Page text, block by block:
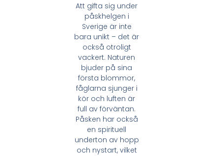
Att gifta sig under
påskhelgen i
Sverige är inte
bara unikt – det är
också otroligt
vackert. Naturen
bjuder på sina
första blommor,
fåglarna sjunger i
kör och luften är
full av förväntan.
Påsken har också
en spirituell
underton av hopp
och nystart, vilket